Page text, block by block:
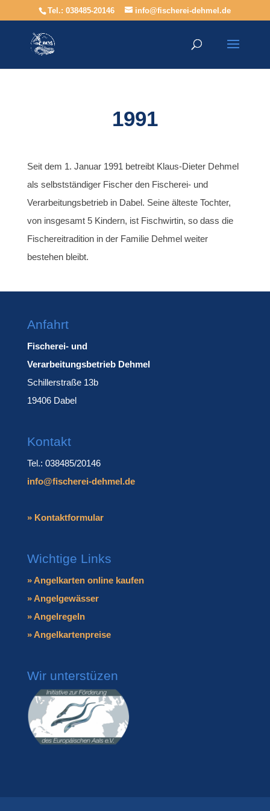
Tel.: 038485-20146 info@fischerei-dehmel.de
1991
Seit dem 1. Januar 1991 betreibt Klaus-Dieter Dehmel
als selbstständiger Fischer den Fischerei- und
Verarbeitungsbetrieb in Dabel. Seine älteste Tochter,
von insgesamt 5 Kindern, ist Fischwirtin, so dass die
Fischereitradition in der Familie Dehmel weiter
bestehen bleibt.
Anfahrt
Fischerei- und
Verarbeitungsbetrieb Dehmel
Schillerstraße 13b
19406 Dabel
Kontakt
Tel.: 038485/20146
info@fischerei-dehmel.de
» Kontaktformular
Wichtige Links
» Angelkarten online kaufen
» Angelgewässer
» Angelregeln
» Angelkartenpreise
Wir unterstüzen